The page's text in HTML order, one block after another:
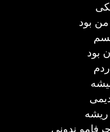
بود
بود
ریشه
ندونی